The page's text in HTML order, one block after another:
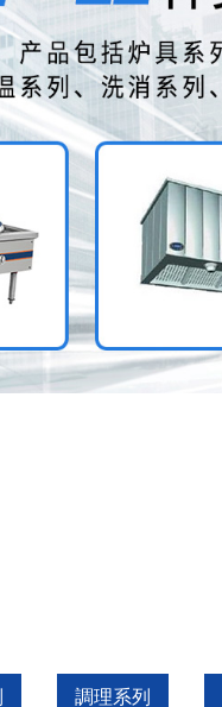
調理系列